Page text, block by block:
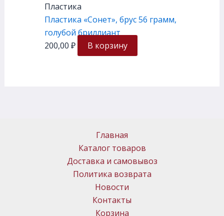
Пластика
Пластика «Сонет», брус 56 грамм,
голубой бриллиант
200,00 ₽ В корзину
Главная
Каталог товаров
Доставка и самовывоз
Политика возврата
Новости
Контакты
Корзина